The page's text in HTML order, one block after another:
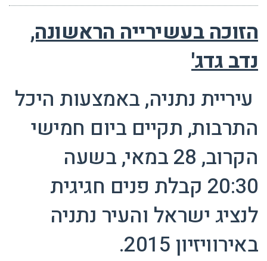
הזוכה בעשירייה הראשונה,
נדב גדג'
עיריית נתניה, באמצעות היכל
התרבות, תקיים ביום חמישי
הקרוב, 28 במאי, בשעה
20:30 קבלת פנים חגיגית
לנציג ישראל והעיר נתניה
באירוויזיון 2015.